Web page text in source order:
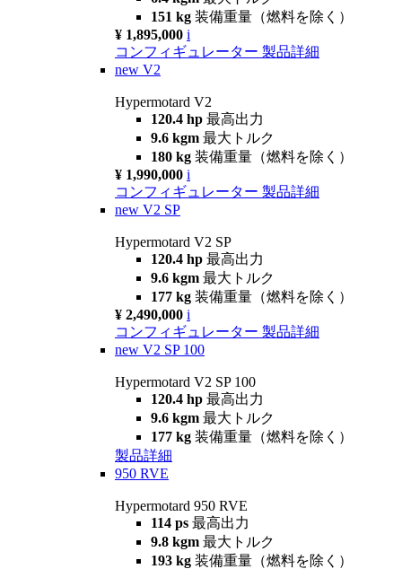
151 kg 装備重量（燃料を除く）
¥ 1,895,000 i
コンフィギュレーター 製品詳細
new V2
Hypermotard V2
120.4 hp 最高出力
9.6 kgm 最大トルク
180 kg 装備重量（燃料を除く）
¥ 1,990,000 i
コンフィギュレーター 製品詳細
new V2 SP
Hypermotard V2 SP
120.4 hp 最高出力
9.6 kgm 最大トルク
177 kg 装備重量（燃料を除く）
¥ 2,490,000 i
コンフィギュレーター 製品詳細
new V2 SP 100
Hypermotard V2 SP 100
120.4 hp 最高出力
9.6 kgm 最大トルク
177 kg 装備重量（燃料を除く）
製品詳細
950 RVE
Hypermotard 950 RVE
114 ps 最高出力
9.8 kgm 最大トルク
193 kg 装備重量（燃料を除く）